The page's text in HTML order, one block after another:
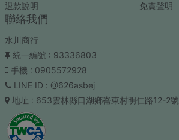
退款說明
免責聲明
聯絡我們
水川商行
統一編號 : 93336803
手機 : 0905572928
LINE ID : @626asbej
地址 : 653雲林縣口湖鄉崙東村明仁路12-2號